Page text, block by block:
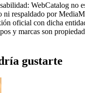
WebCatalog no
ni respaldado por
oficial con dicha
y marcas son
gustarte